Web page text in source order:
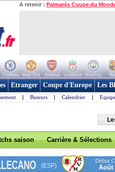
A retenir : Palmarès Coupe du
Chelsea Man Utd Arsenal Liverpool ManCity
Etranger Coupe d'Europe Les
| Buteurs | Calendrier |
saison Carrière & Sélections
(ESP)
Début
Août